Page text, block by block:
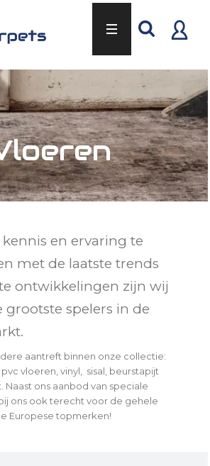
en ervaring te
met de laatste trends
ontwikkelingen zijn wij
grootste spelers in de
aantreft binnen onze collectie:
vloeren, vinyl, sisal, beurstapijt
Naast ons aanbod van speciale
ons ook terecht voor de gehele
Europese topmerken!